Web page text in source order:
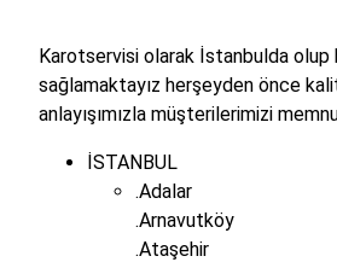
Karotservisi olarak İstanbulda olup
sağlamaktayız herşeyden önce
anlayışımızla müşterilerimizi
İSTANBUL
.Adalar
.Arnavutköy
.Ataşehir